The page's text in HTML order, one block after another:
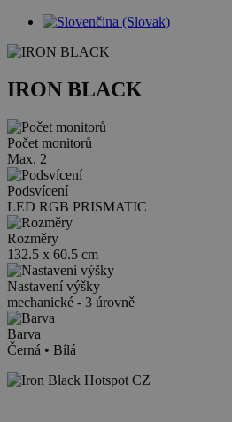
IRON BLACK
Počet monitorů
Max. 2
Podsvícení
LED RGB PRISMATIC
Rozměry
132.5 x 60.5 cm
Nastavení výšky
mechanické - 3 úrovně
Barva
Černá • Bílá